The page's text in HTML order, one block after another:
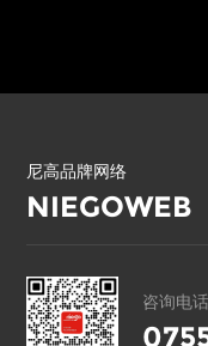
尼高品牌网络
NIEGOWEB
咨询电